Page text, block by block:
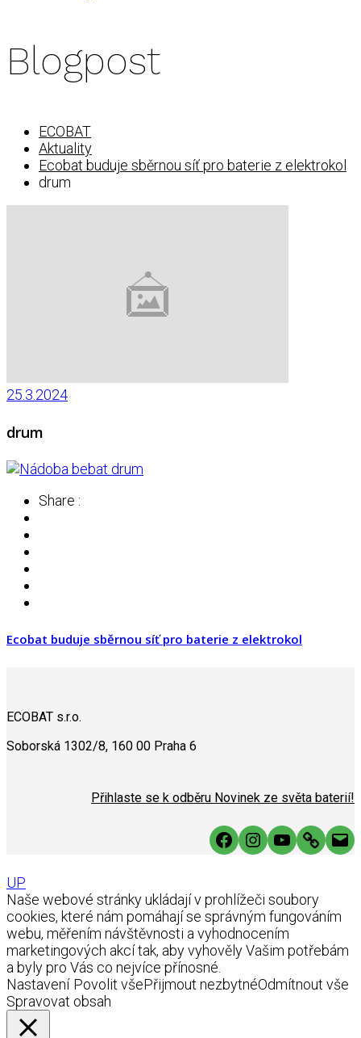
Blogpost
ECOBAT
Aktuality
Ecobat buduje sběrnou síť pro baterie z elektrokol
drum
25.3.2024
drum
Share :
Ecobat buduje sběrnou síť pro baterie z elektrokol
ECOBAT s.r.o.
Soborská 1302/8, 160 00 Praha 6
Přihlaste se k odběru Novinek ze světa baterií!
Facebook
Instagram
YouTube
Link
UP
Naše webové stránky ukládají v prohlížeči soubory
cookies, které nám pomáhají se správným fungováním
webu, měřením návštěvnosti a vyhodnocením
marketingových akcí tak, aby vyhověly Vašim potřebám
a byly pro Vás co nejvíce přínosné.
Nastavení Povolit všePřijmout nezbytnéOdmítnout vše
Spravovat obsah